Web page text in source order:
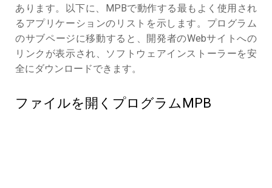
あります。以下に、MPBで動作する最もよく使用され
るアプリケーションのリストを示します。プログラム
のサブページに移動すると、開発者のWebサイトへの
リンクが表示され、ソフトウェアインストーラーを安
全にダウンロードできます。
ファイルを開くプログラムMPB